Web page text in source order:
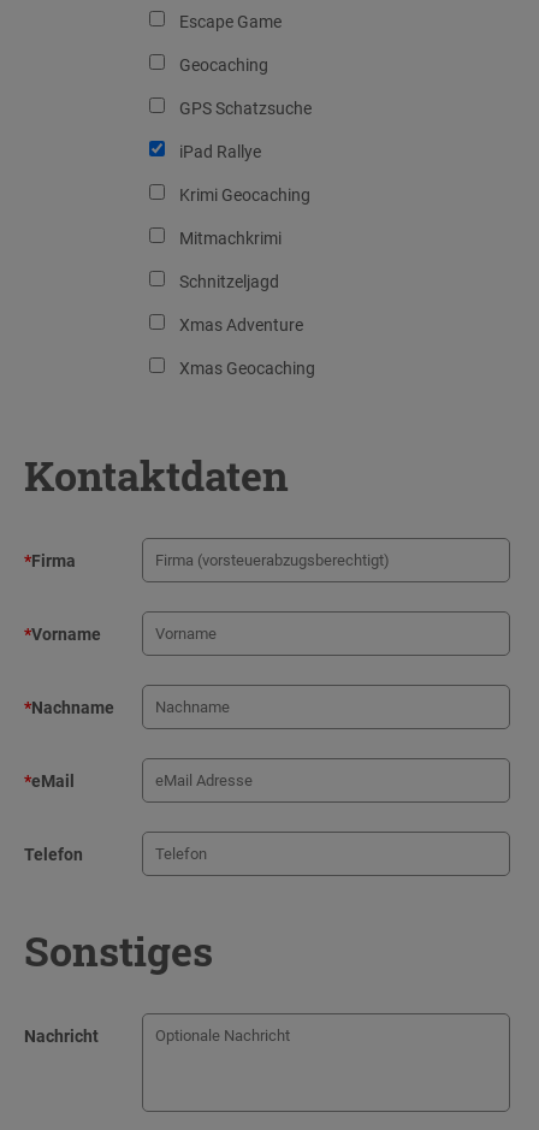
Escape Game
Geocaching
GPS Schatzsuche
iPad Rallye
Krimi Geocaching
Mitmachkrimi
Schnitzeljagd
Xmas Adventure
Xmas Geocaching
Kontaktdaten
*Firma
*Vorname
*Nachname
*eMail
Telefon
Sonstiges
Nachricht